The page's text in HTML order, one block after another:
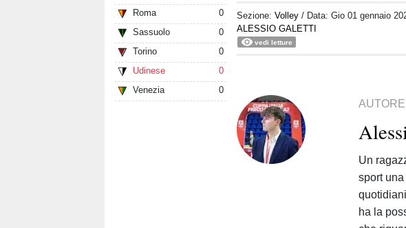
Roma
0
Sassuolo
0
Torino
0
Udinese
0
Venezia
0
Sezione:Volley / Data:Gio 01 gennaio
ALESSIO GALETTI
vedi letture
AUTORE
Un
sport
ha la